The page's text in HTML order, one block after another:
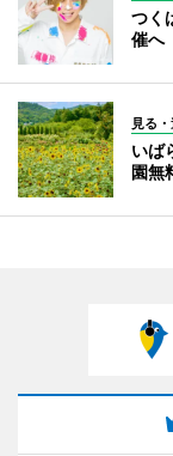
つく
催へ
見る
いば
園無